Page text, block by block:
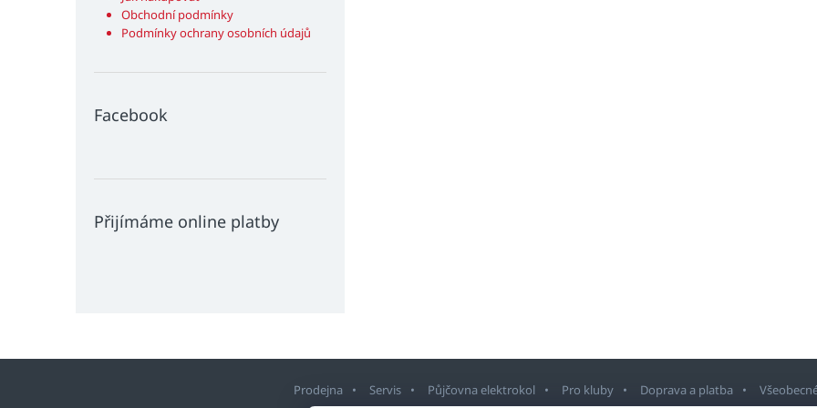
Obchodní podmínky
Podmínky ochrany osobních údajů
Facebook
Přijímáme online platby
Prodejna Servis Půjčovna elektrokol Pro kluby Doprava a platba